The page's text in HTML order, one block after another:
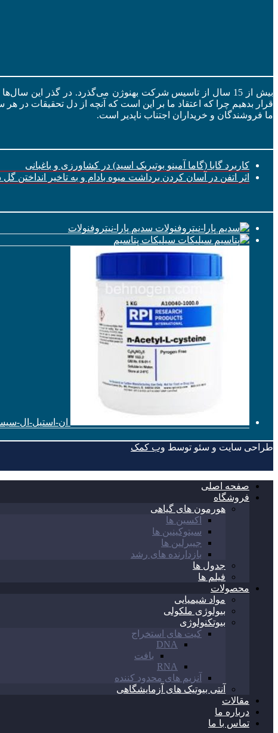
بیش از 15 سال از تاسیس شرکت بهنوژن می‌گذرد. در گذر این
قرار بدهیم چرا که اعتقاد ما بر این است که آنچه از دل تحقیقات در
ما فروشندگان و خریداران اجتناب ناپدیر است.
کاربرد گابا (گاما آمینو بوتیریک اسید) در کشاورزی و باغبانی
اثر اتفن در آسان کردن برداشت میوه بادام و به تاخیر انداختن
سدیم پارا-نیتروفنولات
سیلیکات پتاسیم
ان-استیل-ال-
طراحی سایت و سئو توسط وب کمک
صفحه اصلی
فروشگاه
هورمون های گیاهی
اکسین ها
سیتوکینین ها
جیبرلین ها
بازدارنده های رشد
جدول ها
فیلم ها
محصولات
مواد شیمیایی
بیولوژی ملکولی
بیوتکنولوژی
کیت های استخراج
DNA
بافت
RNA
آنزیم های محدود کننده
آنتی بیوتیک های آزمایشگاهی
مقالات
درباره ما
تماس با ما